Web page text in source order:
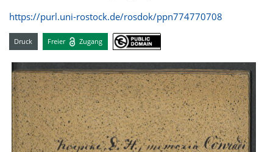
https://purl.uni-rostock.de/rosdok/ppn774770708
Druck Freier Zugang